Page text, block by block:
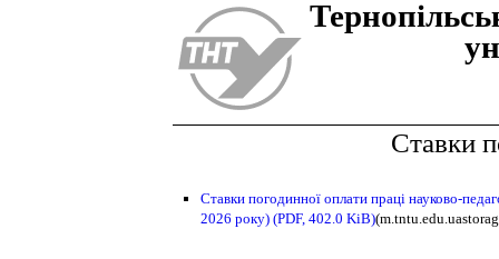
Ставки
Ставки погодинної оплати праці науково-
2026 року) (PDF, 402.0 KiB)